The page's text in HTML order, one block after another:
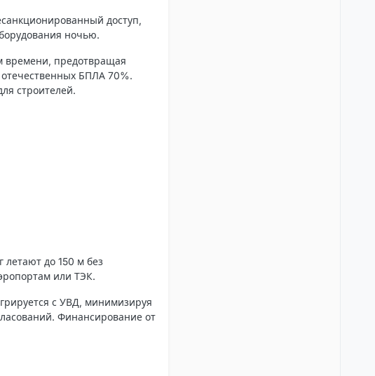
доступ,
ночью.
времени, предотвращая
отечественных БПЛА 70%.
строителей.
летают до 150 м без
или ТЭК.
с УВД, минимизируя
Финансирование от